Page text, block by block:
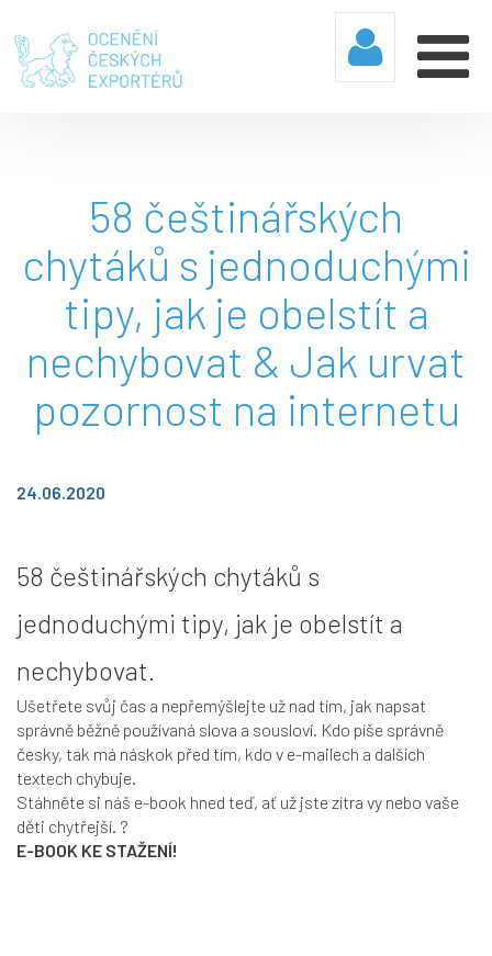
58 češtinářských
chytáků s jednoduchými
tipy, jak je obelstít a
nechybovat & Jak urvat
pozornost na internetu
24.06.2020
58 češtinářských chytáků s
jednoduchými tipy, jak je obelstít a
nechybovat.
Ušetřete svůj čas a nepřemýšlejte už nad tím, jak napsat
správně běžně používaná slova a sousloví. Kdo píše správně
česky, tak má náskok před tím, kdo v e-mailech a dalších
textech chybuje.
Stáhněte si náš e-book hned teď, ať už jste zítra vy nebo vaše
děti chytřejší. ?
E-BOOK KE STAŽENÍ!